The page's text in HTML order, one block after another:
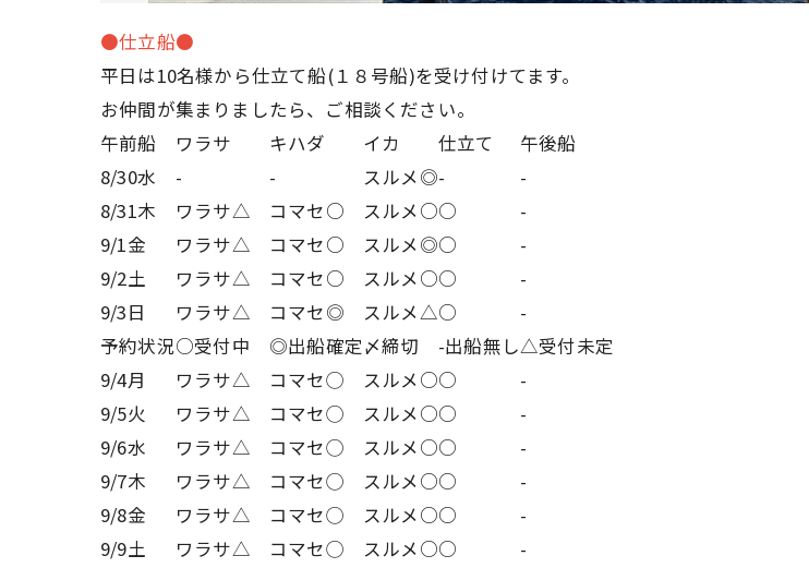
●仕立船●
平日は10名様から仕立て船(１８号船)を受け付けてます。
お仲間が集まりましたら、ご相談ください。
午前船
ワラサ キハダ イカ 仕立て
午後船
8/30水
- - スルメ◎-
-
8/31木
ワラサ△ コマセ○ スルメ○○
-
9/1金
ワラサ△ コマセ○ スルメ◎○
-
9/2土
ワラサ△ コマセ○ スルメ○○
-
9/3日
ワラサ△ コマセ◎ スルメ△○
-
予約状況○受付中 ◎出船確定〆締切 -出船無し△受付未定
9/4月
ワラサ△ コマセ◯ スルメ○○
-
9/5火
ワラサ△ コマセ◯ スルメ○○
-
9/6水
ワラサ△ コマセ◯ スルメ○○
-
9/7木
ワラサ△ コマセ◯ スルメ○○
-
9/8金
ワラサ△ コマセ◯ スルメ○○
-
9/9土
ワラサ△ コマセ◯ スルメ○○
-